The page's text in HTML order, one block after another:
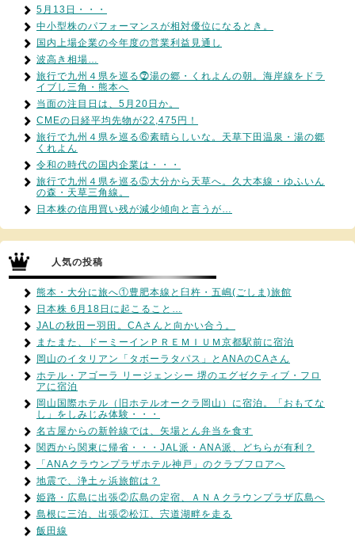
5月13日・・・
中小型株のパフォーマンスが相対優位になるとき。
国内上場企業の今年度の営業利益見通し
波高き相場…
旅行で九州４県を巡る⓻湯の郷・くれよんの朝。海岸線をドラ
イブし三角・熊本へ
当面の注目日は、5月20日か。
CMEの日経平均先物が22,475円！
旅行で九州４県を巡る⑥素晴らしいな。天草下田温泉・湯の郷
くれよん
令和の時代の国内企業は・・・
旅行で九州４県を巡る⑤大分から天草へ。久大本線・ゆふいん
の森・天草三角線。
日本株の信用買い残が減少傾向と言うが…
人気の投稿
熊本・大分に旅へ①豊肥本線と臼杵・五嶋(ごしま)旅館
日本株 6月18日に起こること…
JALの秋田ー羽田。CAさんと向かい合う。
またまた、ドーミーインＰＲＥＭＩＵＭ京都駅前に宿泊
岡山のイタリアン「タボーラタパス」とANAのCAさん
ホテル・アゴーラ リージェンシー 堺のエグゼクティブ・フロ
アに宿泊
岡山国際ホテル（旧ホテルオークラ岡山）に宿泊。「おもてな
し」をしみじみ体験・・・
名古屋からの新幹線では、矢場とん弁当を食す
関西から関東に帰省・・・JAL派・ANA派、どちらが有利？
「ANAクラウンプラザホテル神戸」のクラブフロアへ
地震で、浄土ヶ浜旅館は？
姫路・広島に出張②広島の定宿、ＡＮＡクラウンプラザ広島へ
島根に三泊、出張②松江、宍道湖畔を走る
飯田線